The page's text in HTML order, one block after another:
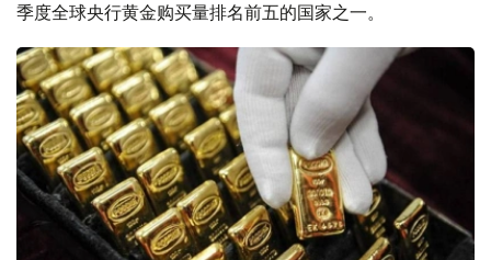
季度全球央行黄金购买量排名前五的国家之一。